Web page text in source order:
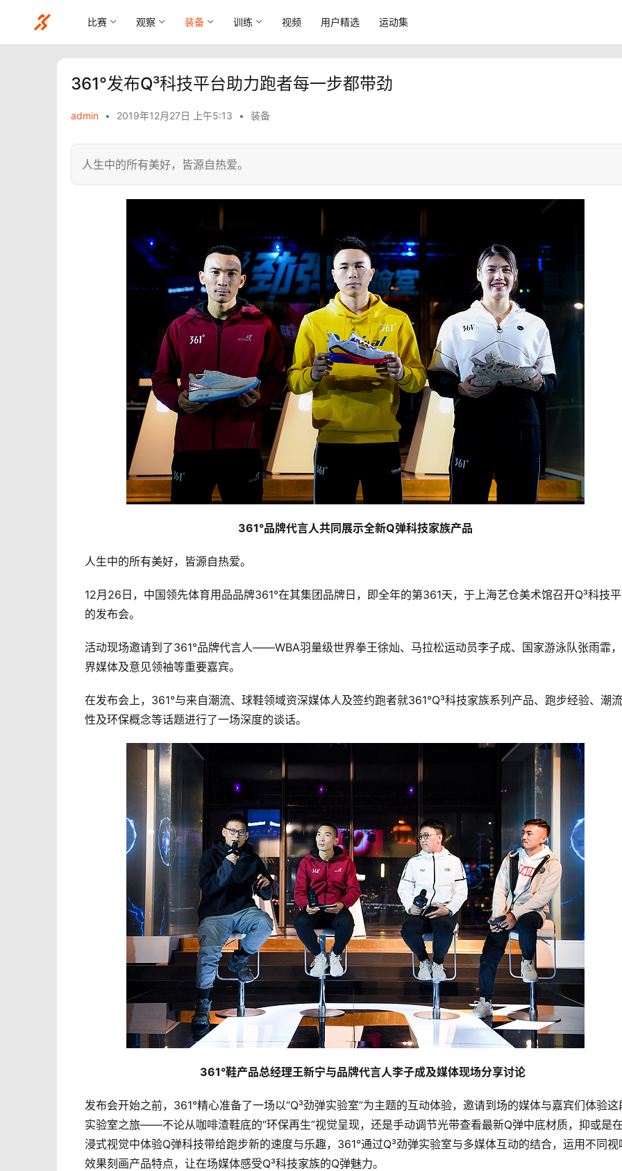
比赛 观察 装备 训练 视频 用户精选 运动集
361°发布Q³科技平台助力跑者每一步都带劲
admin • 2019年12月27日 上午5:13 • 装备
人生中的所有美好，皆源自热爱。
361°品牌代言人共同展示全新Q弹科技家族产品
人生中的所有美好，皆源自热爱。
12月26日，中国领先体育用品品牌361°在其集团品牌日，即全年的第361天，于上海艺仓美术馆召开Q³科技
的发布会。
活动现场邀请到了361°品牌代言人——WBA羽量级世界拳王徐灿、马拉松运动员李子成、国家游泳队张雨霏
界媒体及意见领袖等重要嘉宾。
在发布会上，361°与来自潮流、球鞋领域资深媒体人及签约跑者就361°Q³科技家族系列产品、跑步经验、潮
性及环保概念等话题进行了一场深度的谈话。
361°鞋产品总经理王新宁与品牌代言人李子成及媒体现场分享讨论
发布会开始之前，361°精心准备了一场以“Q³劲弹实验室”为主题的互动体验，邀请到场的媒体与嘉宾们体验这
实验室之旅——不论从咖啡渣鞋底的“环保再生”视觉呈现，还是手动调节光带查看最新Q弹中底材质，抑或是
浸式视觉中体验Q弹科技带给跑步新的速度与乐趣，361°通过Q³劲弹实验室与多媒体互动的结合，运用不同视
效果刻画产品特点，让在场媒体感受Q³科技家族的Q弹魅力。